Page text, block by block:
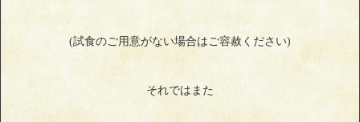
(試食のご用意がない場合はご容赦ください)
それではまた